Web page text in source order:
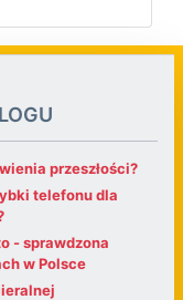
przeszłości?
telefonu dla
- sprawdzona
w Polsce